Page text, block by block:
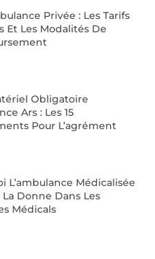
Privée : Les Tarifs
Et Les Modalités De
Obligatoire
Ars : Les 15
Pour L’agrément
L’ambulance Médicalisée
Donne Dans Les
Médicals